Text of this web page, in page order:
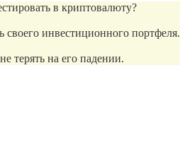
в криптовалюту?
своего инвестиционного портфеля.
терять на его падении.